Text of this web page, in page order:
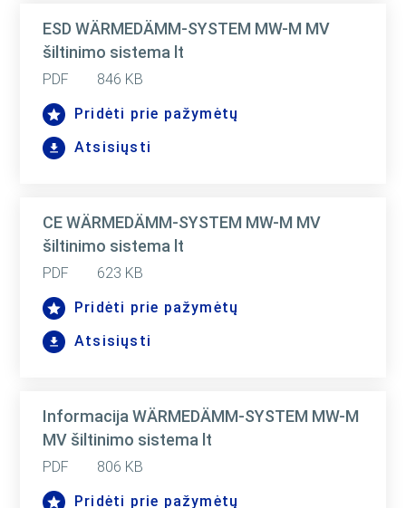
ESD WÄRMEDÄMM-SYSTEM MW-M MV
šiltinimo sistema lt
PDF
846 KB
Pridėti prie pažymėtų
Atsisiųsti
CE WÄRMEDÄMM-SYSTEM MW-M MV
šiltinimo sistema lt
PDF
623 KB
Pridėti prie pažymėtų
Atsisiųsti
Informacija WÄRMEDÄMM-SYSTEM MW-M
MV šiltinimo sistema lt
PDF
806 KB
Pridėti prie pažymėtų